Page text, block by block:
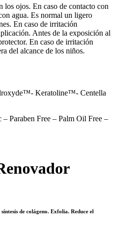
ojos. En caso de contacto con
agua. Es normal un ligero
En caso de irritación
Antes de la exposición al
En caso de irritación
del alcance de los niños.
Keratoline™- Centella
Paraben Free – Palm Oil Free –
de colágeno. Exfolia. Reduce el